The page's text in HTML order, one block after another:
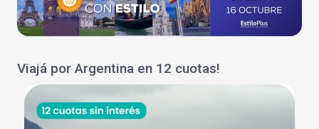
Viajá por Argentina en 12 cuotas!